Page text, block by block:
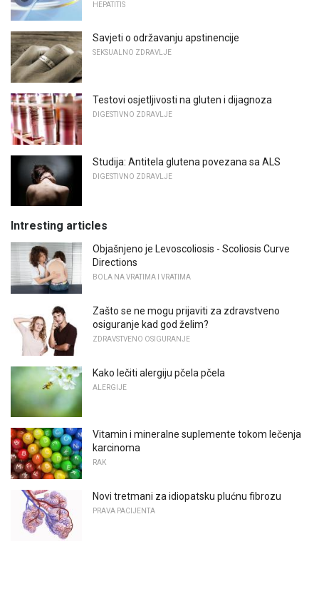
HEPATITIS
Savjeti o održavanju apstinencije
SEKSUALNO ZDRAVLJE
Testovi osjetljivosti na gluten i dijagnoza
DIGESTIVNO ZDRAVLJE
Studija: Antitela glutena povezana sa ALS
DIGESTIVNO ZDRAVLJE
Intresting articles
Objašnjeno je Levoscoliosis - Scoliosis Curve
Directions
BOLA NA VRATIMA I VRATIMA
Zašto se ne mogu prijaviti za zdravstveno
osiguranje kad god želim?
ZDRAVSTVENO OSIGURANJE
Kako lečiti alergiju pčela pčela
ALERGIJE
Vitamin i mineralne suplemente tokom lečenja
karcinoma
RAK
Novi tretmani za idiopatsku plućnu fibrozu
PRAVA PACIJENTA